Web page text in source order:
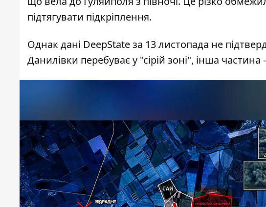
підтягувати підкріплення.
Однак дані DeepStateза 13 листопада не
Данилівки перебуває у "сірій зоні", інша